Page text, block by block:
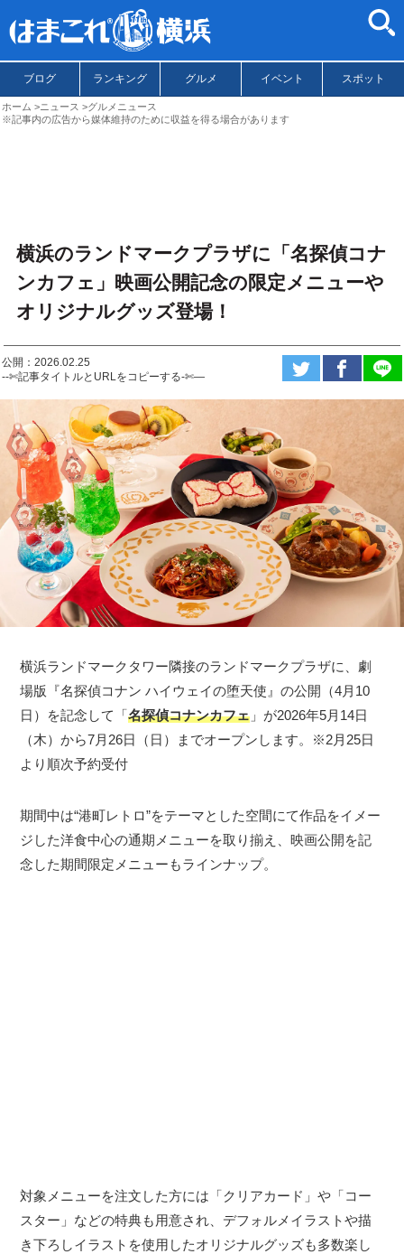
ブログ ランキング グルメ イベント スポット
ホーム ニュース
グルメニュース
※記事内の広告から媒体維持のために収益を得る場合があります
横浜のランドマークプラザに「名探偵コナ
ンカフェ」映画公開記念の限定メニューや
オリジナルグッズ登場！
公開：2026.02.25
--✄記事タイトルとURLをコピーする-✄—
横浜ランドマークタワー隣接のランドマークプラザに、劇
場版『名探偵コナン ハイウェイの堕天使』の公開（4月10
日）を記念して「名探偵コナンカフェ 」が2026年5月14日
（木）から7月26日（日）までオープンします。※2月25日
より順次予約受付
期間中は“港町レトロ”をテーマとした空間にて作品をイメー
ジした洋食中心の通期メニューを取り揃え、映画公開を記
念した期間限定メニューもラインナップ。
対象メニューを注文した方には「クリアカード」や「コー
スター」などの特典も用意され、デフォルメイラストや描
き下ろしイラストを使用したオリジナルグッズも多数楽し